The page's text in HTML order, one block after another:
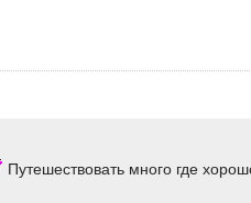
Путешествовать много где